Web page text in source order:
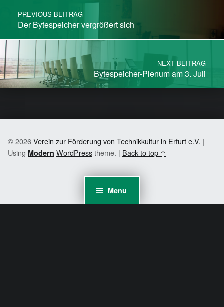
Menu
PREVIOUS BEITRAG
Der Bytespeicher vergrößert sich
NEXT BEITRAG
Bytespeicher-Plenum am 3. Juli
© 2026Verein zur Förderung von Technikkultur in Erfurt e.V. |
Using Modern WordPresstheme. | Back to top ↑